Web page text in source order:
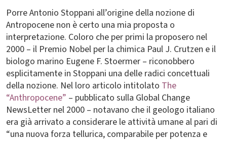
Porre Antonio Stoppani all’origine della nozione di
Antropocene non è certo una mia proposta o
interpretazione. Coloro che per primi la proposero nel
2000 – il Premio Nobel per la chimica Paul J. Crutzen e il
biologo marino Eugene F. Stoermer – riconobbero
esplicitamente in Stoppani una delle radici concettuali
della nozione. Nel loro articolo intitolato The
“Anthropocene” – pubblicato sulla Global Change
NewsLetter nel 2000 – notavano che il geologo italiano
era già arrivato a considerare le attività umane al pari di
“una nuova forza tellurica, comparabile per potenza e